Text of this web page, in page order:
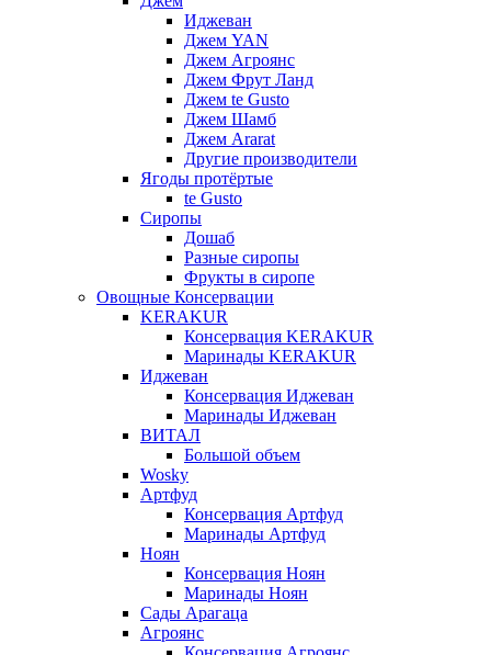
Иджеван
Джем YAN
Джем Агроянс
Джем Фрут Ланд
Джем te Gusto
Джем Шамб
Джем Ararat
Другие производители
Ягоды протёртые
te Gusto
Сиропы
Дошаб
Разные сиропы
Фрукты в сиропе
Овощные Консервации
KERAKUR
Консервация KERAKUR
Маринады KERAKUR
Иджеван
Консервация Иджеван
Маринады Иджеван
ВИТАЛ
Большой объем
Wosky
Артфуд
Консервация Артфуд
Маринады Артфуд
Ноян
Консервация Ноян
Маринады Ноян
Сады Арагаца
Агроянс